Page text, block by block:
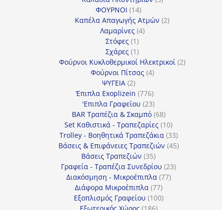
ΦΟΥΡΝΟΙ 1414
προϊόντα
Καπέλα Απαγωγής Ατμών 22
Λαμαρίνες 44
Στόφες 11
προϊόν
Σχάρες 11
προϊόν
Φούρνοι Κυκλοθερμικοί Ηλεκτρικοί 22
Φούρνοι Πίτσας 44
ΨΥΓΕΙΑ 22
προϊόντα
Έπιπλα Exoplizein 776776
προϊόντα
'Επιπλα Γραφείου 2323
προϊόντα
BAR Τραπέζια & Σκαμπό 6868
προϊόντα
Set Καθιστικά - Τραπεζαρίες 1010
προϊόντα
Trolley - Βοηθητικά Τραπεζάκια 3333
προϊόντα
Βάσεις & Επιφάνειες Τραπεζιών 4545
Βάσεις Τραπεζιών 3535
προϊόντα
Γραφεία - Τραπέζια Συνεδρίου 2323
Διακόσμηση - Μικροέπιπλα 7777
Διάφορα Μικροέπιπλα 7777
προϊόντα
Εξοπλισμός Γραφείου 100100
186